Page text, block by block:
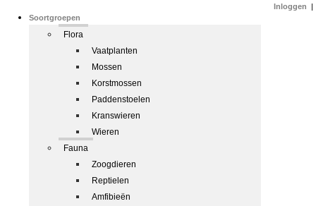
Soortgroepen
Flora
Vaatplanten
Mossen
Korstmossen
Paddenstoelen
Kranswieren
Wieren
Fauna
Zoogdieren
Reptielen
Amfibieën
Inloggen |